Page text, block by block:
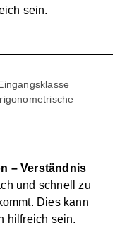
sein.
– Verständnis
und schnell zu
Dies kann
hilfreich sein.